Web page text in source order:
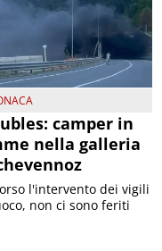
camper in
nella galleria
l'intervento dei vigili
non ci sono feriti